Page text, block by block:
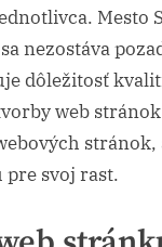
Mesto
nezostáva
dôležitosť
web
stránok,
svoj rast.